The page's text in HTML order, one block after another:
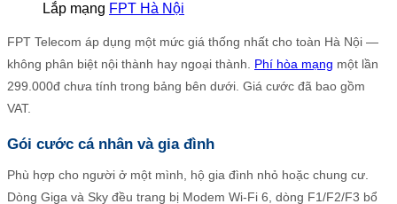
Lắp mạng FPT Hà Nội
FPT Telecom áp dụng một mức giá thống nhất cho toàn Hà Nội —
không phân biệt nội thành hay ngoại thành. Phí hòa mạng một lần
299.000đ chưa tính trong bảng bên dưới. Giá cước đã bao gồm
VAT.
Gói cước cá nhân và gia đình
Phù hợp cho người ở một mình, hộ gia đình nhỏ hoặc chung cư.
Dòng Giga và Sky đều trang bị Modem Wi-Fi 6, dòng F1/F2/F3 bổ